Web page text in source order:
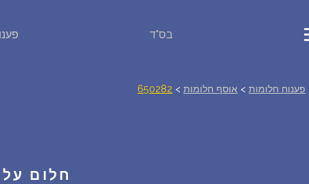
בס"ד
אוסף החלומות
פענוח חלומות > אוסף חלומות >
650282
חלום על